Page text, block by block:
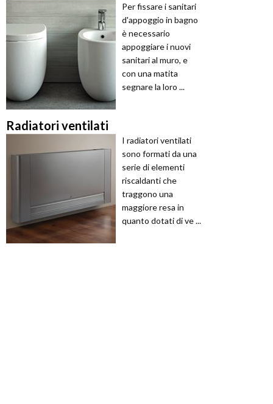
Per fissare i sanitari
d'appoggio in bagno
è necessario
appoggiare i nuovi
sanitari al muro, e
con una matita
segnare la loro ...
Radiatori ventilati
I radiatori ventilati
sono formati da una
serie di elementi
riscaldanti che
traggono una
maggiore resa in
quanto dotati di ve ...